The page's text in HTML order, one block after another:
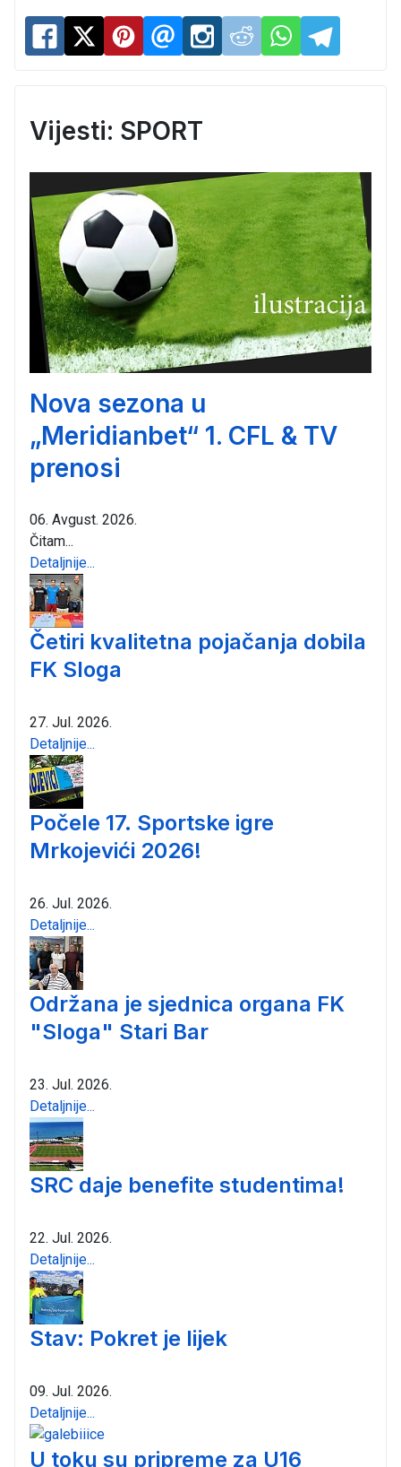
Vijesti: SPORT
Nova sezona u
„Meridianbet“ 1. CFL & TV
prenosi
06. Avgust. 2026.
Čitam...
Detaljnije...
Četiri kvalitetna pojačanja dobila
FK Sloga
27. Jul. 2026.
Detaljnije...
Počele 17. Sportske igre
Mrkojevići 2026!
26. Jul. 2026.
Detaljnije...
Održana je sjednica organa FK
"Sloga" Stari Bar
23. Jul. 2026.
Detaljnije...
SRC daje benefite studentima!
22. Jul. 2026.
Detaljnije...
Stav: Pokret je lijek
09. Jul. 2026.
Detaljnije...
U toku su pripreme za U16